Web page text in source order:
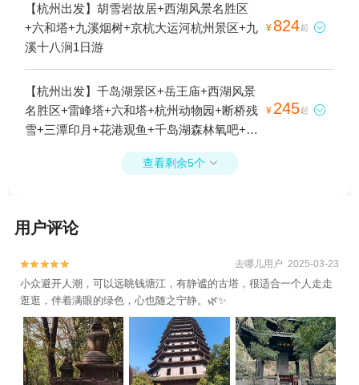
【杭州出发】胡雪岩故居+西湖风景名胜区
+六和塔+九溪烟树+京杭大运河杭州景区+九
溪十八涧1日游
¥ 824起 
【杭州出发】千岛湖景区+岳王庙+西湖风景
名胜区+雷峰塔+六和塔+杭州动物园+断桥残
雪+三潭印月+花港观鱼+千岛湖森林氧吧+苏
堤+九溪烟树+灵隐飞来峰景区+千岛湖东南
湖区+良渚古城遗址公园+京杭大运河杭州景
城+良渚博物院+杭州孔庙+千岛湖植物园+千
+良渚文化村+千岛湖广场1日游
¥ 245起 
查看剩余5个 
用户评论

 去哪儿用户 2025-03-23
小众避开人潮，可以远眺钱塘江，有静谧的古塔，很适合一个人走走
逛逛，伴着满眼的绿色，心也随之宁静。🌿✨